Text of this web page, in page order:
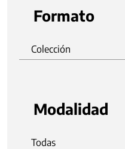
Formato
Colección
Modalidad
Todas